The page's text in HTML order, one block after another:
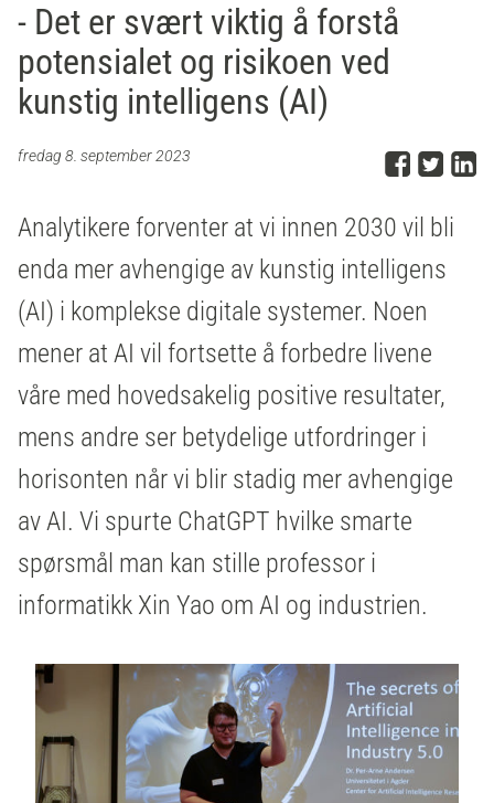
- Det er svært viktig å forstå
potensialet og risikoen ved
kunstig intelligens (AI)
fredag 8. september 2023 DelDel
Analytikere forventer at vi innen 2030 vil bli
enda mer avhengige av kunstig intelligens
(AI) i komplekse digitale systemer. Noen
mener at AI vil fortsette å forbedre livene
våre med hovedsakelig positive resultater,
mens andre ser betydelige utfordringer i
horisonten når vi blir stadig mer avhengige
av AI. Vi spurte ChatGPT hvilke smarte
spørsmål man kan stille professor i
informatikk Xin Yao om AI og industrien.